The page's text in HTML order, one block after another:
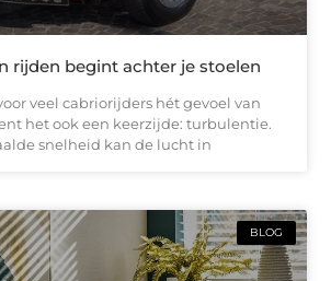
rijden begint achter je stoelen
veel cabriorijders hét gevoel van
het ook een keerzijde: turbulentie.
snelheid kan de lucht in
BLOG